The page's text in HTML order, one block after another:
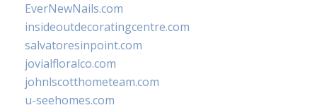
EverNewNails.com
insideoutdecoratingcentre.com
salvatoresinpoint.com
jovialfloralco.com
johnlscotthometeam.com
u-seehomes.com